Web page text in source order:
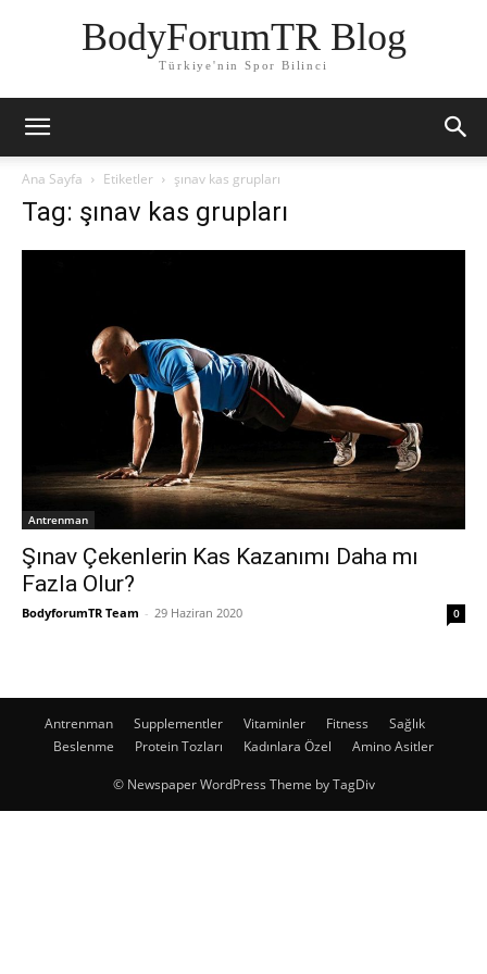
BodyForumTR Blog
Türkiye'nin Spor Bilinci
Ana Sayfa Etiketler şınav kas grupları
Tag: şınav kas grupları
Antrenman
Şınav Çekenlerin Kas Kazanımı Daha mı
Fazla Olur?
BodyforumTR Team - 29 Haziran 2020 0
Antrenman Supplementler Vitaminler Fitness
Sağlık
Beslenme
Protein Tozları Kadınlara Özel Amino Asitler
© Newspaper WordPress Theme by TagDiv